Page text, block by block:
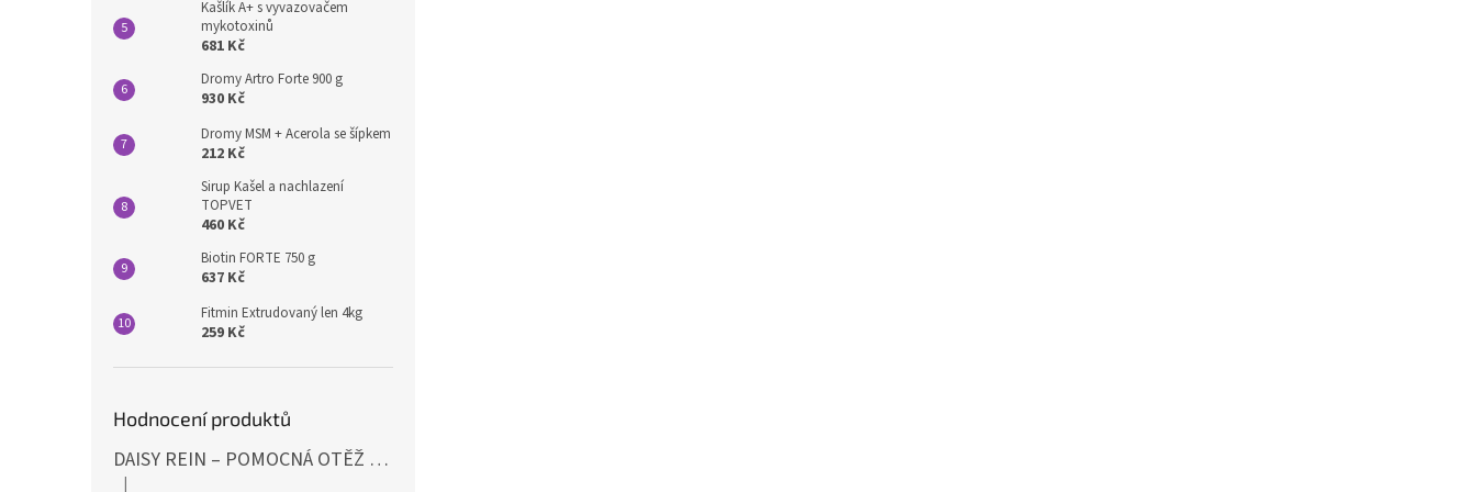
Kašlík A+ s vyvazovačem
mykotoxinů
681 Kč
Dromy Artro Forte 900 g
930 Kč
Dromy MSM + Acerola se šípkem
212 Kč
Sirup Kašel a nachlazení
TOPVET
460 Kč
Biotin FORTE 750 g
637 Kč
Fitmin Extrudovaný len 4kg
259 Kč
Hodnocení produktů
DAISY REIN – POMOCNÁ OTĚŽ PROTI STAHOVÁNÍ HLAVY DOLŮ ČERNÁ SHIRES
|